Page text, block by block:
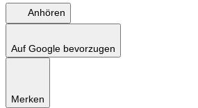
Anhören
Auf Google bevorzugen
Merken